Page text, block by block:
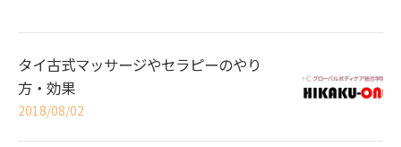
タイ古式マッサージやセラピーのやり
方・効果
2018/08/02